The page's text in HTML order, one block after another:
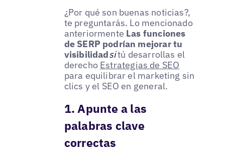
¿Por qué son buenas noticias?,
te preguntarás. Lo mencionado
anteriormente Las funciones
de SERP podrían mejorar tu
visibilidadsitú desarrollas el
derecho Estrategias de SEO
para equilibrar el marketing sin
clics y el SEO en general.
1. Apunte a las
palabras clave
correctas